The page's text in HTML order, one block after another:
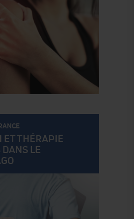
THÉRAPIE
LE